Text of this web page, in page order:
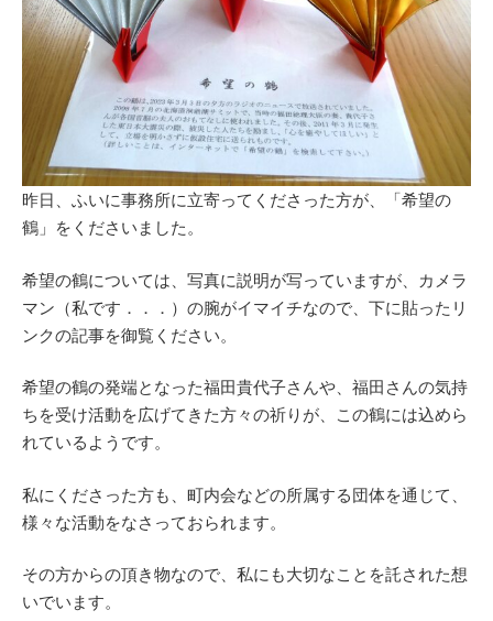
昨日、ふいに事務所に立寄ってくださった方が、「希望の
鶴」をくださいました。
希望の鶴については、写真に説明が写っていますが、カメラ
マン（私です．．．）の腕がイマイチなので、下に貼ったリ
ンクの記事を御覧ください。
希望の鶴の発端となった福田貴代子さんや、福田さんの気持
ちを受け活動を広げてきた方々の祈りが、この鶴には込めら
れているようです。
私にくださった方も、町内会などの所属する団体を通じて、
様々な活動をなさっておられます。
その方からの頂き物なので、私にも大切なことを託された想
いでいます。